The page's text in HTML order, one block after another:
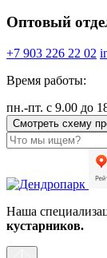
Оптовый
+7 903 226 22 02
Время работы:
пн.-пт. с 9.00 до
Смотреть схему
Наша
кустарников.